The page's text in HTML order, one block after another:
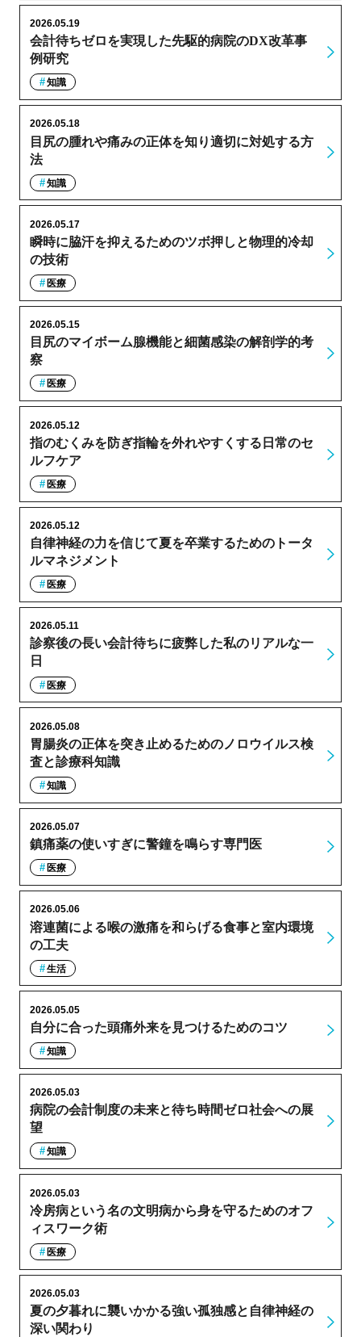
会計待ちゼロを実現した先駆的病院のDX改革事
例研究
2026.05.19
知識
目尻の腫れや痛みの正体を知り適切に対処する方
法
2026.05.18
知識
瞬時に脇汗を抑えるためのツボ押しと物理的冷却
の技術
2026.05.17
医療
目尻のマイボーム腺機能と細菌感染の解剖学的考
察
2026.05.15
医療
指のむくみを防ぎ指輪を外れやすくする日常のセ
ルフケア
2026.05.12
医療
自律神経の力を信じて夏を卒業するためのトータ
ルマネジメント
2026.05.12
医療
診察後の長い会計待ちに疲弊した私のリアルな一
日
2026.05.11
医療
胃腸炎の正体を突き止めるためのノロウイルス検
査と診療科知識
2026.05.08
知識
鎮痛薬の使いすぎに警鐘を鳴らす専門医
2026.05.07
医療
溶連菌による喉の激痛を和らげる食事と室内環境
の工夫
2026.05.06
生活
自分に合った頭痛外来を見つけるためのコツ
2026.05.05
知識
病院の会計制度の未来と待ち時間ゼロ社会への展
望
2026.05.03
知識
冷房病という名の文明病から身を守るためのオフ
ィスワーク術
2026.05.03
医療
夏の夕暮れに襲いかかる強い孤独感と自律神経の
深い関わり
2026.05.03